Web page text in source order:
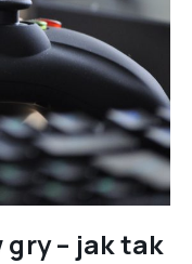
– jak tak